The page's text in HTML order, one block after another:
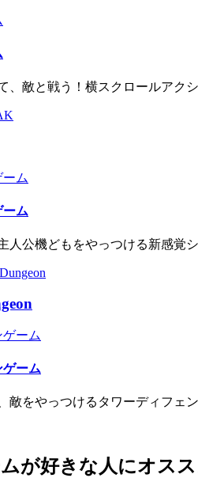
、敵と戦う！横スクロールアク
ム
ーム
人公機どもをやっつける新感覚
ーム
ーム
敵をやっつけるタワーディフェン
が好きな人にオス